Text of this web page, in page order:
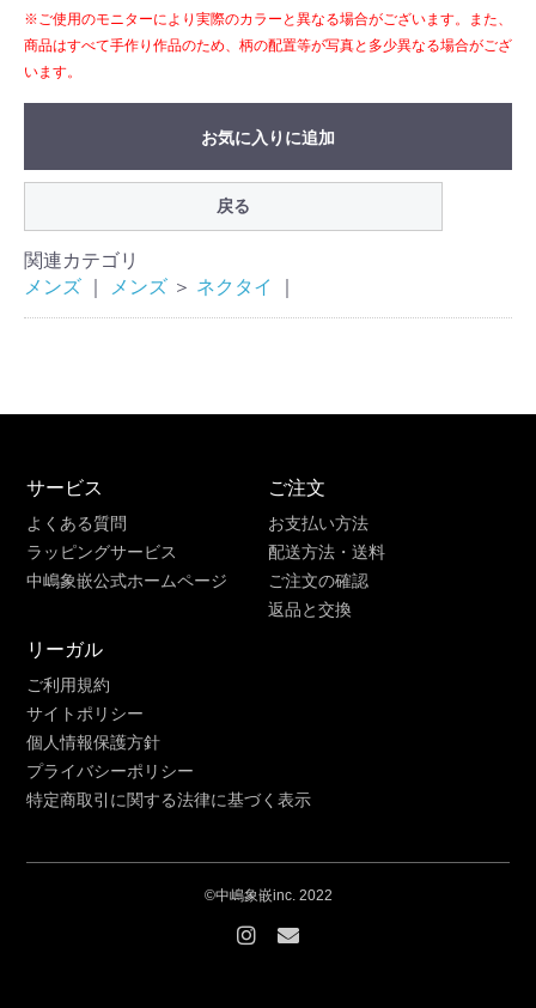
※ご使用のモニターにより実際のカラーと異なる場合がございます。また、
商品はすべて手作り作品のため、柄の配置等が写真と多少異なる場合がござ
います。
お気に入りに追加
戻る
関連カテゴリ
メンズ
メンズ ＞ ネクタイ
サービス
よくある質問
ラッピングサービス
中嶋象嵌公式ホームページ
ご注文
お支払い方法
配送方法・送料
ご注文の確認
返品と交換
リーガル
ご利用規約
サイトポリシー
個人情報保護方針
プライバシーポリシー
特定商取引に関する法律に基づく表示
©中嶋象嵌inc. 2022